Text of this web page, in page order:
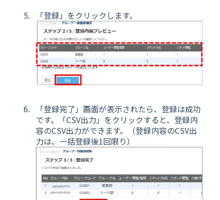
「登録」をクリックします。
「登録完了」画面が表示されたら、登録は成功
です。「CSV出力」をクリックすると、登録内
容のCSV出力ができます。（登録内容のCSV出
力は、一括登録後1回限り）